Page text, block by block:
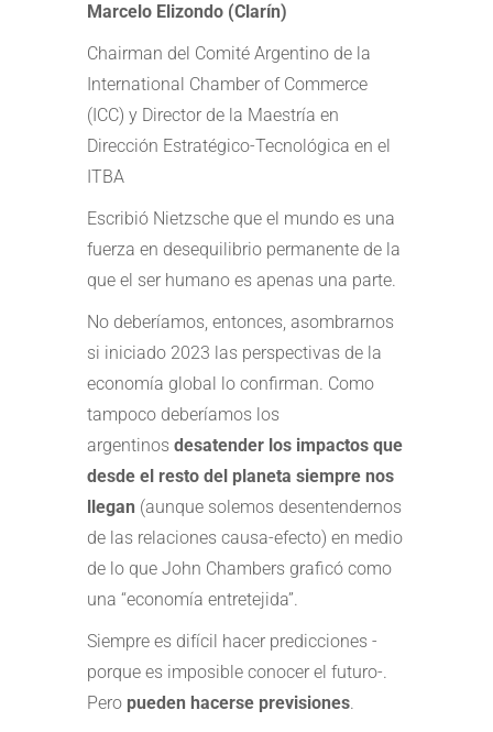
Marcelo Elizondo (Clarín)
Chairman del Comité Argentino de la
International Chamber of Commerce
(ICC) y Director de la Maestría en
Dirección Estratégico-Tecnológica en el
ITBA
Escribió Nietzsche que el mundo es una
fuerza en desequilibrio permanente de la
que el ser humano es apenas una parte.
No deberíamos, entonces, asombrarnos
si iniciado 2023 las perspectivas de la
economía global lo confirman. Como
tampoco deberíamos los
argentinos desatender los impactos que
desde el resto del planeta siempre nos
llegan (aunque solemos desentendernos
de las relaciones causa-efecto) en medio
de lo que John Chambers graficó como
una “economía entretejida”.
Siempre es difícil hacer predicciones -
porque es imposible conocer el futuro-.
Pero pueden hacerse previsiones.